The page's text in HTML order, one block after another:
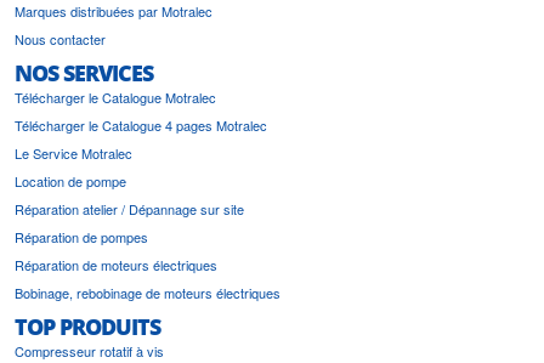
Marques distribuées par Motralec
Nous contacter
NOS SERVICES
Télécharger le Catalogue Motralec
Télécharger le Catalogue 4 pages Motralec
Le Service Motralec
Location de pompe
Réparation atelier / Dépannage sur site
Réparation de pompes
Réparation de moteurs électriques
Bobinage, rebobinage de moteurs électriques
TOP PRODUITS
Compresseur rotatif à vis